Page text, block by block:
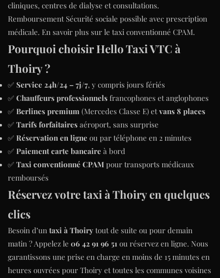
cliniques, centres de dialyse et consultations.
Remboursement Sécurité sociale possible avec prescription
médicale. En savoir plus sur le taxi conventionné CPAM.
Pourquoi choisir Hello Taxi VTC à
Thoiry ?
✅ Service 24h/24 – 7j/7, y compris jours fériés
✅ Chauffeurs professionnels francophones et anglophones
✅ Berlines premium (Mercedes Classe E) etvans 8 places
✅ Tarifs forfaitaires aéroport, sans surprise
✅ Réservation en ligne ou par téléphone en 2 minutes
✅ Paiement carte bancaire à bord
✅ Taxi conventionné CPAM pour transports médicaux
remboursés
Réservez votre taxi à Thoiry en quelques
clics
Besoin d’un taxi à Thoiry tout de suite ou pour demain
matin ? Appelez le 06 42 91 96 51 ou réservez en ligne. Nous
garantissons une prise en charge en moins de 15 minutes en
heures ouvrées pour Thoiry et toutes les communes voisines